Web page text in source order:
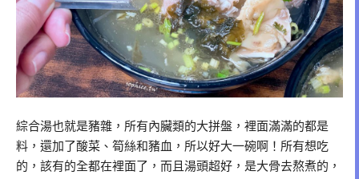
綜合湯也就是豬雜，所有內臟類的大拼盤，裡面滿滿的都是
料，還加了酸菜、筍絲和豬血，所以好大一碗啊！所有想吃
的，該有的全都在裡面了，而且湯頭超好，是大骨去熬煮的，